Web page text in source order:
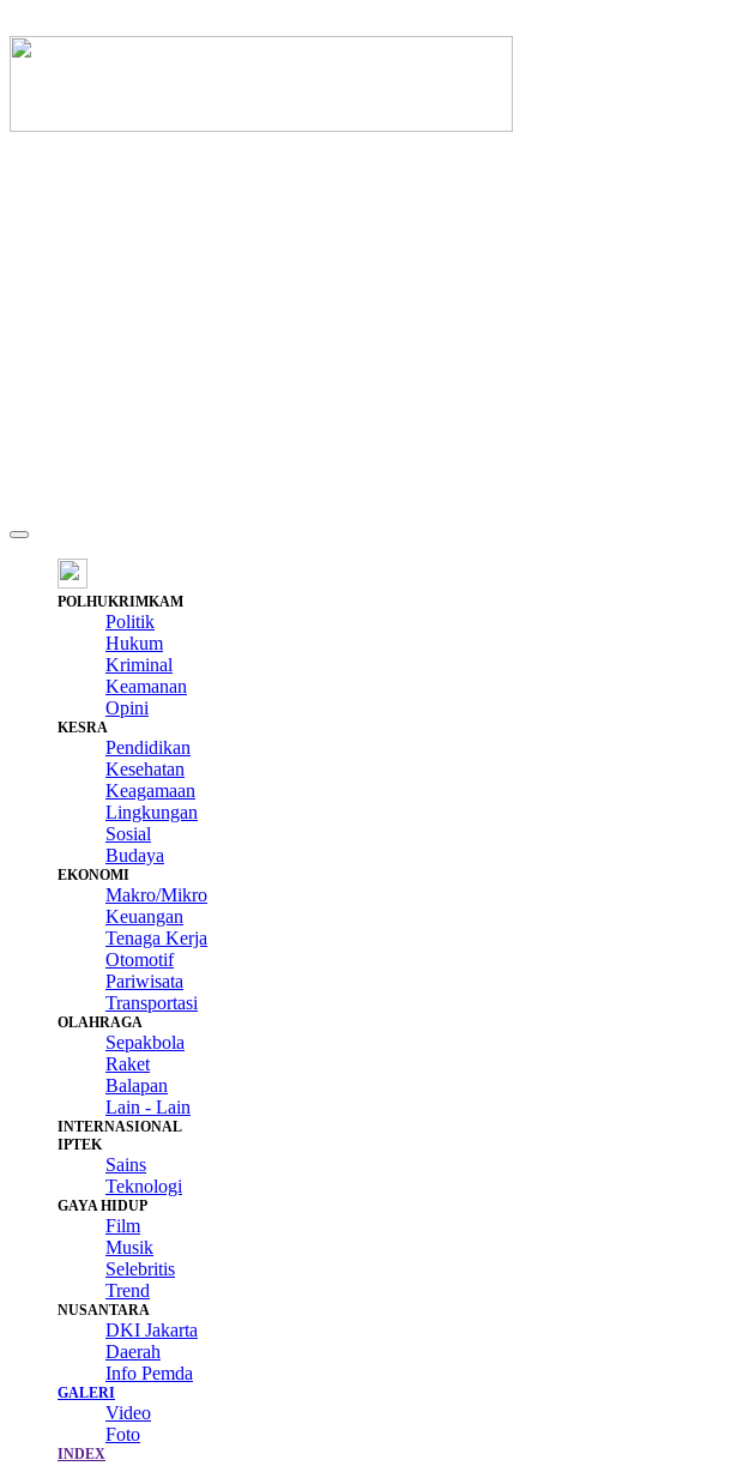
POLHUKRIMKAM
Politik
Hukum
Kriminal
Keamanan
Opini
KESRA
Pendidikan
Kesehatan
Keagamaan
Lingkungan
Sosial
Budaya
EKONOMI
Makro/Mikro
Keuangan
Tenaga Kerja
Otomotif
Pariwisata
Transportasi
OLAHRAGA
Sepakbola
Raket
Balapan
Lain - Lain
INTERNASIONAL
IPTEK
Sains
Teknologi
GAYA HIDUP
Film
Musik
Selebritis
Trend
NUSANTARA
DKI Jakarta
Daerah
Info Pemda
GALERI
Video
Foto
INDEX